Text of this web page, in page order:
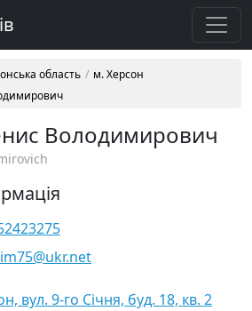
область
м. Херсон
Володимирович
вул. 9-го Січня, буд. 18, кв. 2